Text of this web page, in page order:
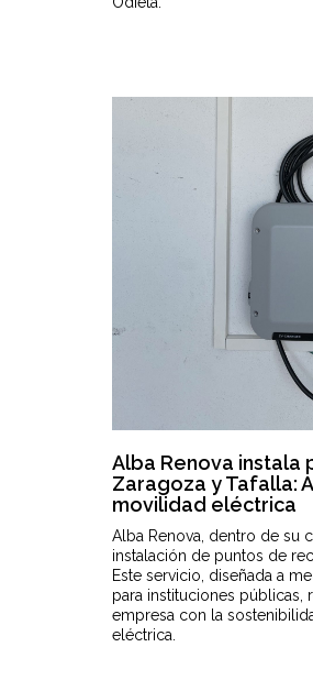
Alba Renova instala
Zaragoza y Tafalla:
movilidad eléctrica
Alba Renova, dentro de su
instalación de puntos de
Este servicio, diseñada a
para instituciones
empresa con la
eléctrica.